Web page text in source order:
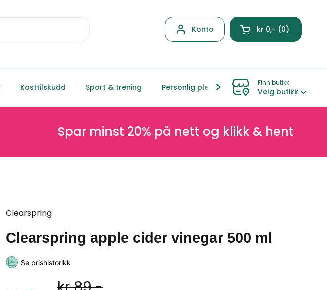
Konto Åpen kurven
kr 0,- 0
Kosttilskudd Sport & trening Personlig pleie Hjem & livsstil
Finn butikk
Velg butikk
Spar minst 20% på nett og klikk & hent
Clearspring
Clearspring apple cider vinegar 500 ml
Se prishistorikk